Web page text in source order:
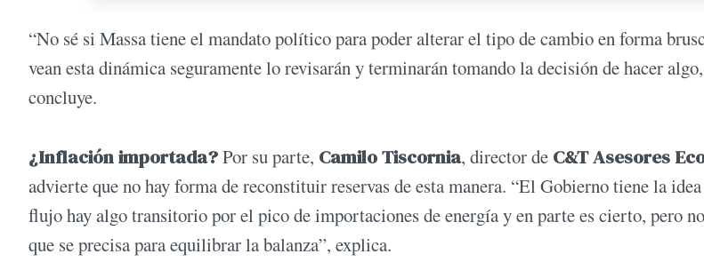
“No sé si Massa tiene el mandato político para poder alterar el tipo de cambio en forma
vean esta dinámica seguramente lo revisarán y terminarán tomando la decisión de hacer
concluye.
¿Inflación importada?Por su parte, Camilo Tiscornia, director de C&T Asesores
advierte que no hay forma de reconstituir reservas de esta manera. “El Gobierno tiene la
flujo hay algo transitorio por el pico de importaciones de energía y en parte es cierto, pero
que se precisa para equilibrar la balanza”, explica.